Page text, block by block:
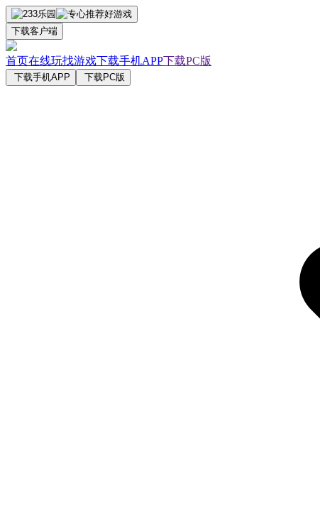
下载客户端
首页在线玩找游戏下载手机APP下载PC版
下载手机APP 下载PC版